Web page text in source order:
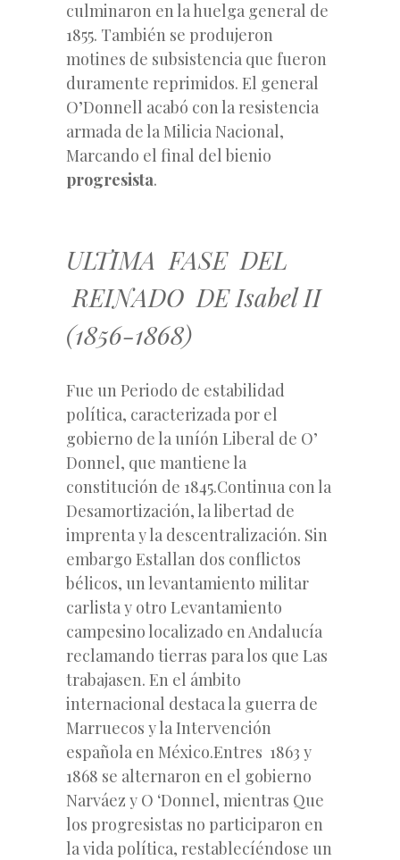
culminaron en la huelga general de
1855. También se produjeron
motines de subsistencia que fueron
duramente reprimidos. El general
O’Donnell acabó con la resistencia
armada de la Milicia Nacional,
Marcando el final del bienio
progresista.
ULTIMA FASE DEL
REINADO DE Isabel II
(1856-1868)
Fue un Periodo de estabilidad
política, caracterizada por el
gobierno de la uníón Liberal de O’
Donnel, que mantiene la
constitución de 1845.Continua con la
Desamortización, la libertad de
imprenta y la descentralización. Sin
embargo Estallan dos conflictos
bélicos, un levantamiento militar
carlista y otro Levantamiento
campesino localizado en Andalucía
reclamando tierras para los que Las
trabajasen. En el ámbito
internacional destaca la guerra de
Marruecos y la Intervención
española en México.Entres 1863 y
1868 se alternaron en el gobierno
Narváez y O ‘Donnel, mientras Que
los progresistas no participaron en
la vida política, restablecíéndose un